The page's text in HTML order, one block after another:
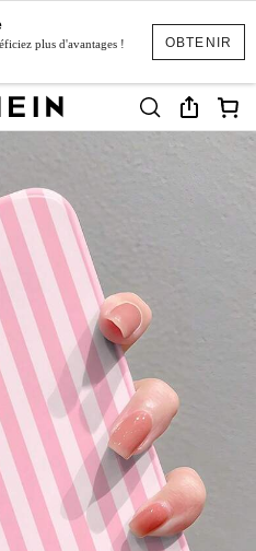
OBTENIR
plus d'avantages !